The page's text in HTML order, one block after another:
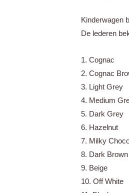
Kinderwagen
De lederen
1. Cognac
2. Cognac
3. Light Grey
4. Medium
5. Dark Grey
6. Hazelnut
7. Milky
8. Dark Brown
9. Beige
10. Off White